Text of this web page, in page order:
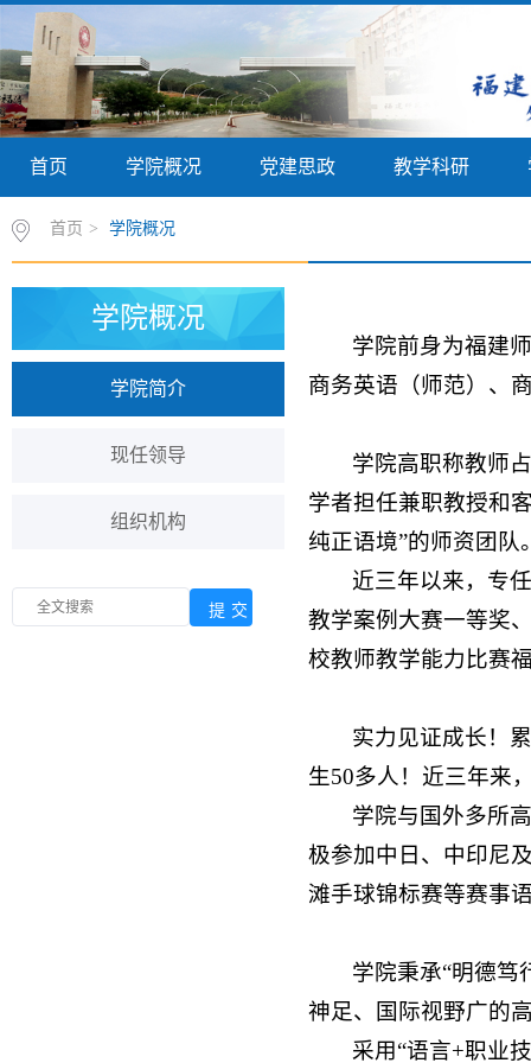
首页 学院概况 党建思政 教学科研
首页 > 学院概况
学院概况
学院简介
现任领导
组织机构
学院前身为福建
商务英语（师范）、
学院高职称教师
学者担任兼职教授和
纯正语境”的师资团队
近三年以来，专
教学案例大赛一等奖
校教师教学能力比赛
实力见证成长！
生50多人！近三年来
学院与国外多所
极参加中日、中印尼
滩手球锦标赛等赛事
学院秉承“明德笃
神足、国际视野广的
采用“语言+职业